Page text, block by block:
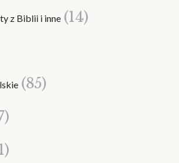
z Biblii i inne (14)
(85)